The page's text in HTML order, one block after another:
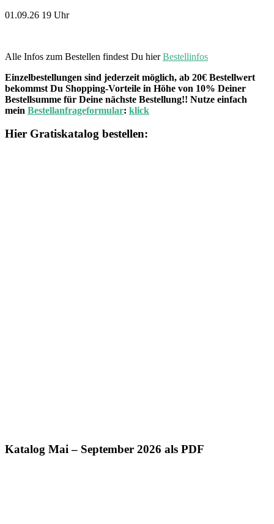
01.09.26 19 Uhr
Alle Infos zum Bestellen findest Du hierBestellinfos
Einzelbestellungen sind jederzeit möglich, ab 20€ Bestellwert
bekommst Du Shopping-Vorteile in Höhe von 10% Deiner
Bestellsumme für Deine nächste Bestellung!! Nutze einfach
mein Bestellanfrageformular: klick
Hier Gratiskatalog bestellen:
Katalog Mai – September 2026 als PDF